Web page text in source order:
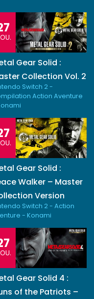
Gear Solid :
Collection Vol. 2
Switch 2 -
Action Aventure
Gear Solid :
Walker – Master
Version
Switch 2 - Action
- Konami
Gear Solid 4 :
of the Patriots –